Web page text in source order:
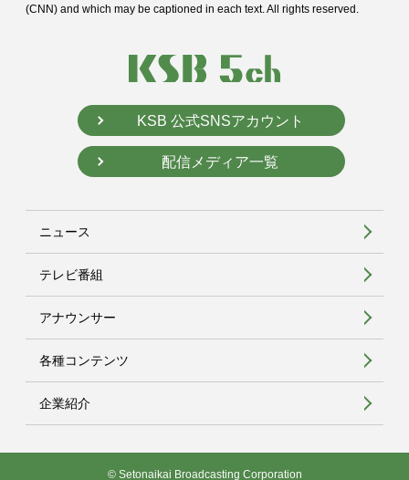
(CNN) and which may be captioned in each text. All rights reserved.
KSB 公式SNSアカウント
配信メディア一覧
ニュース
テレビ番組
アナウンサー
各種コンテンツ
企業紹介
© Setonaikai Broadcasting Corporation